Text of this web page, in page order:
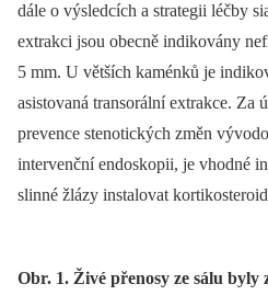
dále o výsledcích a strategii léčby
extrakci jsou obecně indikovány
5 mm. U větších kaménků je
asistovaná transorální extrakce. Za
prevence stenotických změn
intervenční endoskopii, je vhodné
slinné žlázy instalovat
Obr. 1. Živé přenosy ze sálu byly